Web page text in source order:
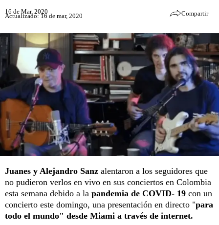
16 de Mar, 2020
Actualizado: 16 de mar, 2020 Compartir
Juanes y Alejandro Sanz alentaron a los seguidores que
no pudieron verlos en vivo en sus conciertos en Colombia
esta semana debido a la pandemia de COVID- 19 con un
concierto este domingo, una presentación en directo "para
todo el mundo" desde Miami a través de internet.